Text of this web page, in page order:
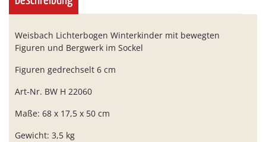
Weisbach Lichterbogen Winterkinder mit bewegten
Figuren und Bergwerk im Sockel
Figuren gedrechselt 6 cm
Art-Nr. BW H 22060
Maße: 68 x 17,5 x 50 cm
Gewicht: 3,5 kg